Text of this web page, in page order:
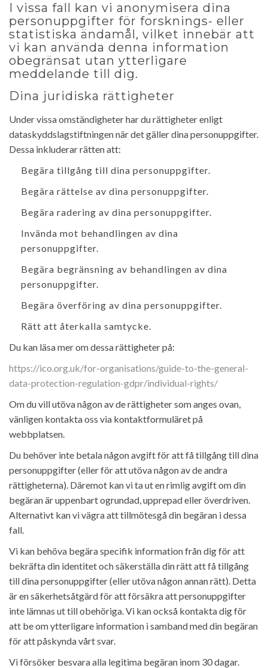
I vissa fall kan vi anonymisera dina
personuppgifter för forsknings- eller
statistiska ändamål, vilket innebär att
vi kan använda denna information
obegränsat utan ytterligare
meddelande till dig.
Dina juridiska rättigheter
Under vissa omständigheter har du rättigheter enligt
dataskyddslagstiftningen när det gäller dina personuppgifter.
Dessa inkluderar rätten att:
Begära tillgång till dina personuppgifter.
Begära rättelse av dina personuppgifter.
Begära radering av dina personuppgifter.
Invända mot behandlingen av dina
personuppgifter.
Begära begränsning av behandlingen av dina
personuppgifter.
Begära överföring av dina personuppgifter.
Rätt att återkalla samtycke.
Du kan läsa mer om dessa rättigheter på:
https://ico.org.uk/for-organisations/guide-to-the-general-
data-protection-regulation-gdpr/individual-rights/
Om du vill utöva någon av de rättigheter som anges ovan,
vänligen kontakta oss via kontaktformuläret på
webbplatsen.
Du behöver inte betala någon avgift för att få tillgång till dina
personuppgifter (eller för att utöva någon av de andra
rättigheterna). Däremot kan vi ta ut en rimlig avgift om din
begäran är uppenbart ogrundad, upprepad eller överdriven.
Alternativt kan vi vägra att tillmötesgå din begäran i dessa
fall.
Vi kan behöva begära specifik information från dig för att
bekräfta din identitet och säkerställa din rätt att få tillgång
till dina personuppgifter (eller utöva någon annan rätt). Detta
är en säkerhetsåtgärd för att försäkra att personuppgifter
inte lämnas ut till obehöriga. Vi kan också kontakta dig för
att be om ytterligare information i samband med din begäran
för att påskynda vårt svar.
Vi försöker besvara alla legitima begäran inom 30 dagar.